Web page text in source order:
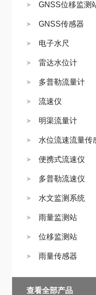
GNSS位移监测
GNSS传感器
电子水尺
雷达水位计
多普勒流量计
流速仪
明渠流量计
水位流速流量传
便携式流速仪
多普勒流速仪
水文监测系统
雨量监测站
位移监测站
雨量传感器
查看全部产品